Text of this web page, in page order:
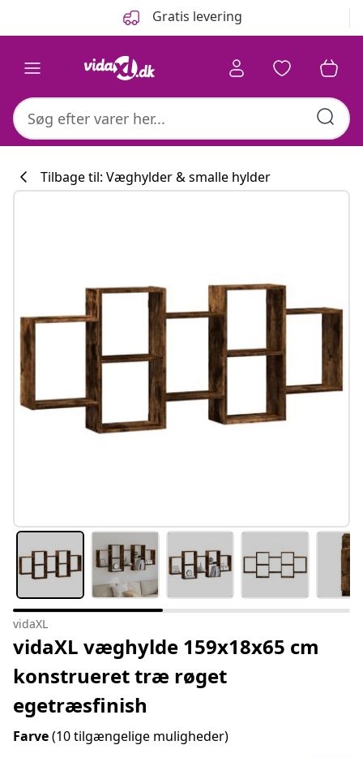
Gratis levering
#sharemevidaxl
Tilbage til: Væghylder & smalle hylder
vidaXL
vidaXL væghylde 159x18x65 cm
konstrueret træ røget
egetræsfinish
Farve(10 tilgængelige muligheder)